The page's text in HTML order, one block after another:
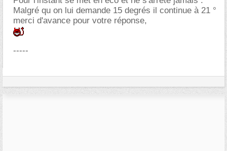
Malgré qu on lui demande 15 degrés il continue à 21 °
merci d'avance pour votre réponse,
-----